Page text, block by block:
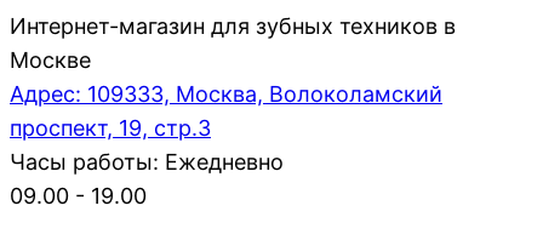
Интернет-магазин для зубных техников в
Москве
Адрес: 109333, Москва, Волоколамский
проспект, 19, стр.3
Часы работы: Ежедневно
09.00 - 19.00